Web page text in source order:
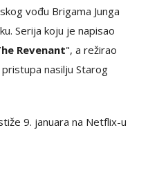
vođu Brigama Junga
Serija koju je napisao
Revenant", a režirao
nasilju Starog
9. januara na Netflix-u